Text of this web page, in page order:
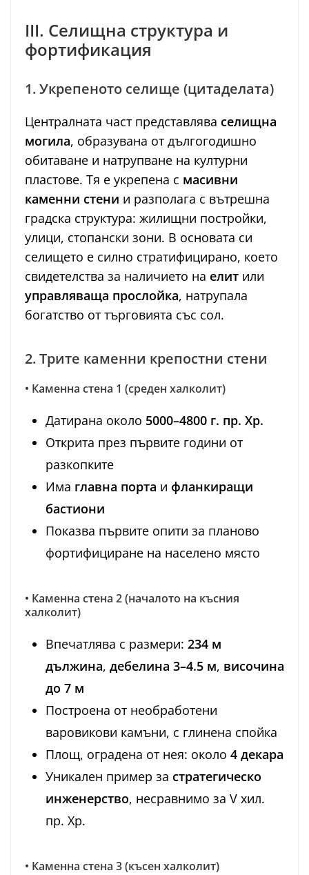
III. Селищна структура и
фортификация
1. Укрепеното селище (цитаделата)
Централната част представлява селищна
могила, образувана от дългогодишно
обитаване и натрупване на културни
пластове. Тя е укрепена с масивни
каменни стени и разполага с вътрешна
градска структура: жилищни постройки,
улици, стопански зони. В основата си
селището е силно стратифицирано, което
свидетелства за наличието на елит или
управляваща прослойка, натрупала
богатство от търговията със сол.
2. Трите каменни крепостни стени
• Каменна стена 1 (среден халколит)
Датирана около 5000–4800 г. пр. Хр.
Открита през първите години от
разкопките
Има главна порта и фланкиращи
бастиони
Показва първите опити за планово
фортифициране на населено място
• Каменна стена 2 (началото на късния
халколит)
Впечатлява с размери: 234 м
дължина, дебелина 3–4.5 м, височина
до 7 м
Построена от необработени
варовикови камъни, с глинена спойка
Площ, оградена от нея: около 4 декара
Уникален пример за стратегическо
инженерство, несравнимо за V хил.
пр. Хр.
• Каменна стена 3 (късен халколит)